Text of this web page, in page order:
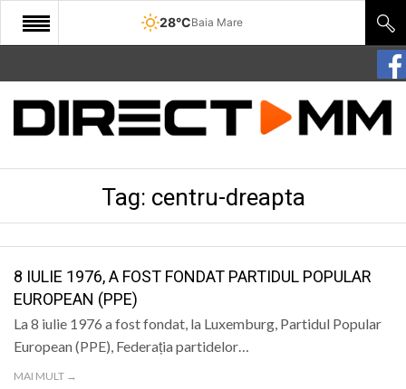
28°CBaia Mare
START
COMUNITATE
SANATATE
SPORT
SPECIAL
POLITIC
Tag: centru-dreapta
8 IULIE 1976, A FOST FONDAT PARTIDUL POPULAR
EUROPEAN (PPE)
La 8 iulie 1976 a fost fondat, la Luxemburg, Partidul Popular
European (PPE), Federația partidelor…
MAI MULT →